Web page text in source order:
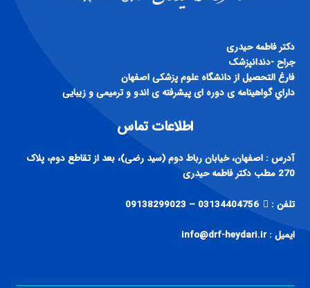
دكتر فاطمه حيدری
فارغ التحصيل از دانشگاه علوم پزشكی اصفهان
اطلاعات تماس
آدرس : اصفهان، خیابان رباط دوم (سید رضی)، بعد از تقاطع دوم، پلاک
ایمیل : info@drf-heydari.ir